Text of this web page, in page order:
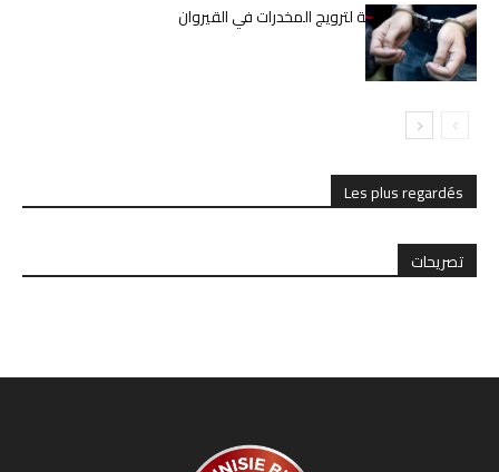
تفكيك شبكة دولية لترويج المخدرات في القيروان
Les plus regardés
تصريحات